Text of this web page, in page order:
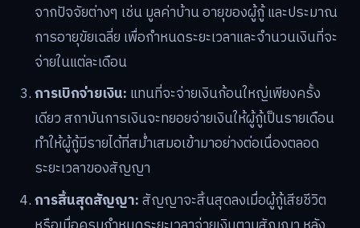
จากปัจจัยต่างๆ เช่น มูลค่าบ้าน อายุของผู้กู้ และประมาณ
การอายุขัยเฉลี่ย เพื่อกำหนดระยะเวลาและจำนวนเงินที่จะ
จ่ายในแต่ละเดือน
การเบิกจ่ายเงิน: แทนที่จะจ่ายเงินก้อนใหญ่เพียงครั้ง
เดียว สถาบันการเงินจะทยอยจ่ายเงินให้ผู้กู้เป็นรายเดือน
ทำให้ผู้กู้มีรายได้ที่สม่ำเสมอเข้ามาอย่างต่อเนื่องตลอด
ระยะเวลาของสัญญา
การสิ้นสุดสัญญา:สัญญาจะสิ้นสุดลงเมื่อผู้กู้เสียชีวิต